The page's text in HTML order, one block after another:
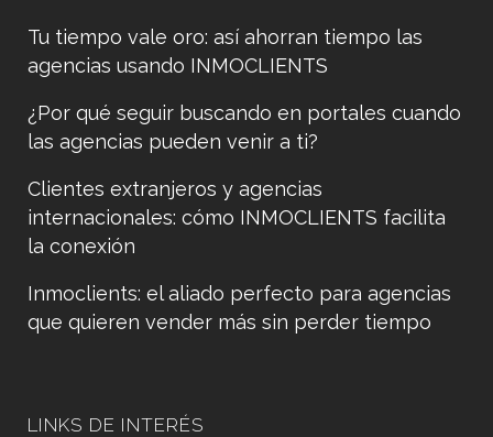
Tu tiempo vale oro: así ahorran tiempo las
agencias usando INMOCLIENTS
¿Por qué seguir buscando en portales cuando
las agencias pueden venir a ti?
Clientes extranjeros y agencias
internacionales: cómo INMOCLIENTS facilita
la conexión
Inmoclients: el aliado perfecto para agencias
que quieren vender más sin perder tiempo
LINKS DE INTERÉS